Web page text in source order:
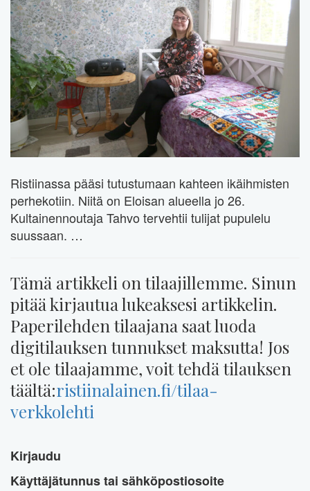
Ristiinassa pääsi tutustumaan kahteen ikäihmisten
perhekotiin. Niitä on Eloisan alueella jo 26.
Kultainennoutaja Tahvo tervehtii tulijat pupulelu
suussaan. …
Tämä artikkeli on tilaajillemme. Sinun
pitää kirjautua lukeaksesi artikkelin.
Paperilehden tilaajana saat luoda
digitilauksen tunnukset maksutta! Jos
et ole tilaajamme, voit tehdä tilauksen
täältä:ristiinalainen.fi/tilaa-
verkkolehti
Kirjaudu
Käyttäjätunnus tai sähköpostiosoite